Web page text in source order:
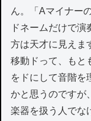
ん。「Aマイナー
ドネームだけで
方は天才に見えま
移動ドって、もと
をドにして音階を
かと思うのですが
楽器を扱う人でな